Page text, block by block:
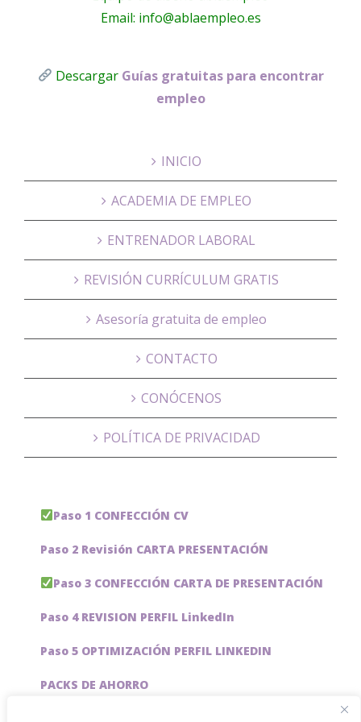
Email: info@ablaempleo.es
Descargar Guías gratuitas para encontrar
empleo
INICIO
ACADEMIA DE EMPLEO
ENTRENADOR LABORAL
REVISIÓN CURRÍCULUM GRATIS
Asesoría gratuita de empleo
CONTACTO
CONÓCENOS
POLÍTICA DE PRIVACIDAD
Paso 1 CONFECCIÓN CV
Paso 2 Revisión CARTA PRESENTACIÓN
Paso 3 CONFECCIÓN CARTA DE PRESENTACIÓN
Paso 4 REVISION PERFIL LinkedIn
Paso 5 OPTIMIZACIÓN PERFIL LINKEDIN
PACKS DE AHORRO